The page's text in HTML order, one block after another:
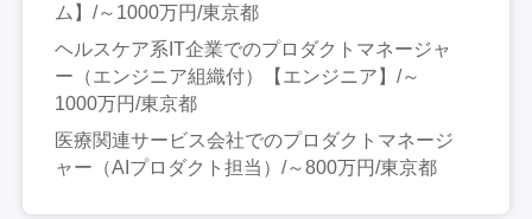
ム】/～1000万円/東京都
ヘルスケア系IT企業でのプロダクトマネージャ
ー（エンジニア組織付）【エンジニア】/～
1000万円/東京都
医療関連サービス会社でのプロダクトマネージ
ャー（AIプロダクト担当）/～800万円/東京都